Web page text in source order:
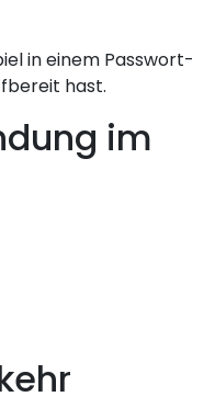
in einem Passwort-
hast.
im